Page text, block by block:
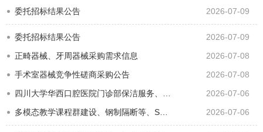
委托招标结果公告
2026-07-09
委托招标结果公告
2026-07-09
正畸器械、牙周器械采购需求信息
2026-07-08
​手术室器械竞争性磋商采购公告
2026-07-08
2026-07-06
2026-07-06